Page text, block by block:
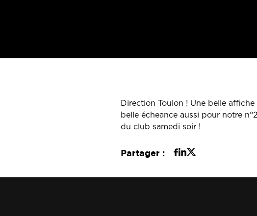
Direction Toulon ! Une belle
belle écheance aussi pour notre
du club samedi soir !
Partager :